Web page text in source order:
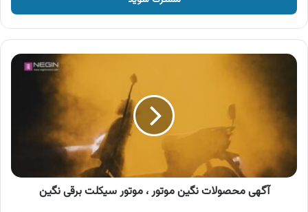
وارد
کنید
آگهی
،
نگین
آگهی محصولات نگین موتور ، موتور سیکلت برقی نگین